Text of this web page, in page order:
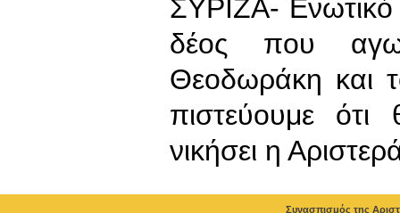
ΣΥΡΙΖΑ-
δέος που
Θεοδωράκη και
πιστεύουμε
νικήσει η
Συνασπισμός της